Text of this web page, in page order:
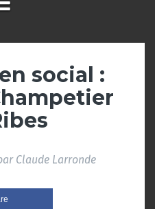
social :
Claude Larronde